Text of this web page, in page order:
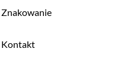
Znakowanie
Kontakt